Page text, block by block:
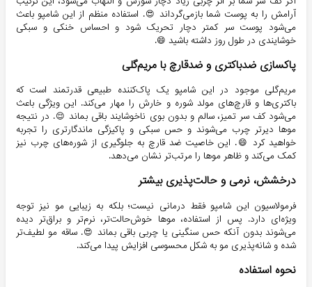
آرامش را به پوست شما بازمی‌گرداند 😍. استفاده منظم از این شامپو باعث
می‌شود پوست سر کمتر دچار تحریک شود و احساس خنکی و سبکی
خوشایندی در طول روز داشته باشید 😄.
پاکسازی ضدباکتری و ضدقارچ با مریم‌گلی
مریم‌گلی موجود در این شامپو یک پاک‌کننده طبیعی قدرتمند است که
باکتری‌ها و قارچ‌های مولد شوره و خارش را مهار می‌کند. این ویژگی باعث
می‌شود کف سر تمیز، سالم و بدون بوی ناخوشایند باقی بماند 😌. در نتیجه
موها دیرتر چرب می‌شوند و حس سبکی و پاکیزگی ماندگارتری را تجربه
خواهید کرد 😄. این خاصیت ضد قارچ به جلوگیری از شوره‌های چرب نیز
کمک می‌کند و ظاهر موها را مرتب‌تر نشان می‌دهد.
درخشش، نرمی و حالت‌پذیری بیشتر
فرمولاسیون این شامپو فقط درمانی نیست؛ بلکه به زیبایی مو نیز توجه
ویژه‌ای دارد. پس از استفاده، موها خوش‌حالت‌تر، نرم‌تر و براق‌تر دیده
می‌شوند بدون آنکه حس سنگینی یا چربی باقی بماند 😍. ساقه مو لطیف‌تر
شده و شانه‌پذیری مو به شکل محسوسی افزایش پیدا می‌کند.
نحوه استفاده